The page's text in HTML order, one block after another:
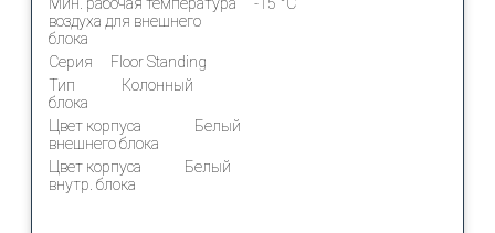
воздуха для внешнего
блока
Серия
Floor Standing
Тип
блока
Колонный
Цвет корпуса
внешнего блока
Белый
Цвет корпуса
внутр. блока
Белый